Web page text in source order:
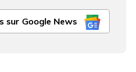
sur Google News